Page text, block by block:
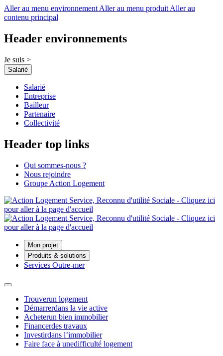
Aller au menu environnement Aller au menu produit Aller au
contenu principal
Header environnements
Je suis >
Salarié
Salarié
Entreprise
Bailleur
Partenaire
Collectivité
Header top links
Qui sommes-nous ?
Nous rejoindre
Groupe Action Logement
Mon projet
Produits & solutions
Services Outre-mer
Trouverun logement
Démarrerdans la vie active
Acheterun bien immobilier
Financerdes travaux
Investirdans l’immobilier
Faire face à unedifficulté logement